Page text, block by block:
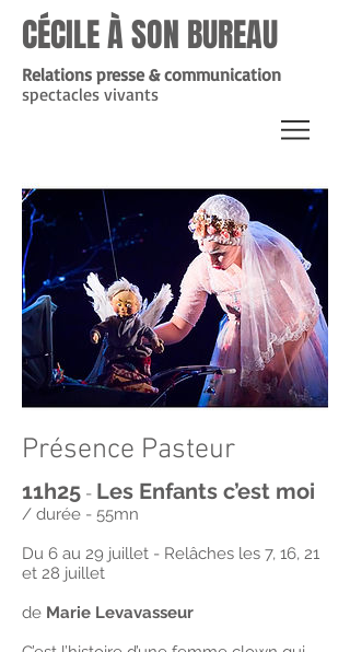
CÉCILE À SON BUREAU
Relations presse & communication
spectacles vivants
Présence Pasteur
11h25 - Les Enfants c’est moi
/ durée - 55mn
Du 6 au 29 juillet - Relâches les 7, 16, 21
et 28 juillet
de Marie Levavasseur